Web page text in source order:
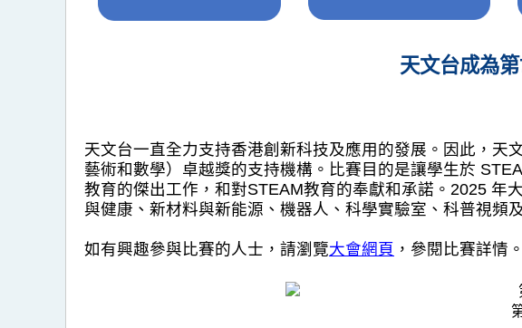
天文台成為
天文台一直全力支持香港創新科技及應用的發展。因此，天
藝術和數學）卓越獎的支持機構。比賽目的是讓學生於
教育的傑出工作，和對STEAM教育的奉獻和承諾。2025 年
與健康、新材料與新能源、機器人、科學實驗室、科普視頻
如有興趣參與比賽的人士，請瀏覽大會網頁 ，參閱比賽詳情。